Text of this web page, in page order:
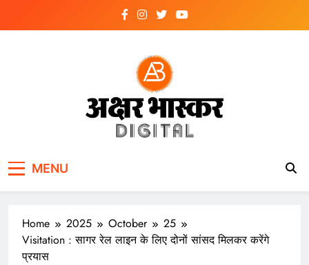
MENU
Home 2025 October
25
Visitation : सागर रेल लाइन के लिए दोनों सांसद मिलकर करेंगे
प्रयास